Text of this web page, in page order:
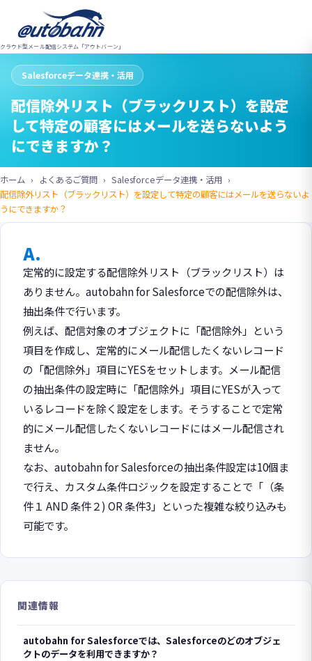
クラウド型メール配信システム「アウトバーン」
Salesforceデータ連携・活用
配信除外リスト（ブラックリスト）を設定
して特定の顧客にはメールを送らないよう
にできますか？
ホーム よくあるご質問
Salesforceデータ連携・活用
配信除外リスト（ブラックリスト）を設定して特定の顧客にはメールを送らないよ
うにできますか？
A.
定常的に設定する配信除外リスト（ブラックリスト）は
ありません。autobahn for Salesforceでの配信除外は、
抽出条件で行います。
例えば、配信対象のオブジェクトに「配信除外」という
項目を作成し、定常的にメール配信したくないレコード
の「配信除外」項目にYESをセットします。メール配信
の抽出条件の設定時に「配信除外」項目にYESが入って
いるレコードを除く設定をします。そうすることで定常
的にメール配信したくないレコードにはメール配信され
ません。
なお、autobahn for Salesforceの抽出条件設定は10個ま
で行え、カスタム条件ロジックを設定することで「（条
件１ AND 条件２) OR 条件3」といった複雑な絞り込みも
可能です。
関連情報
autobahn for Salesforceでは、Salesforceのどのオブジェ
クトのデータを利用できますか？